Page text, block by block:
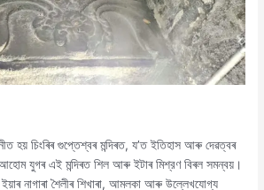
হয় চিংৰিৰ গুপ্তেশ্বৰ মন্দিৰত, য’ত ইতিহাস আৰু দেৱত্বৰ
যুগৰ এই মন্দিৰত শিল আৰু ইটাৰ মিশ্রণ বিৰল সমন্বয়।
নাগাৰা শৈলীৰ শিখাৰা, আমলকা আৰু উল্লেখযোগ্য